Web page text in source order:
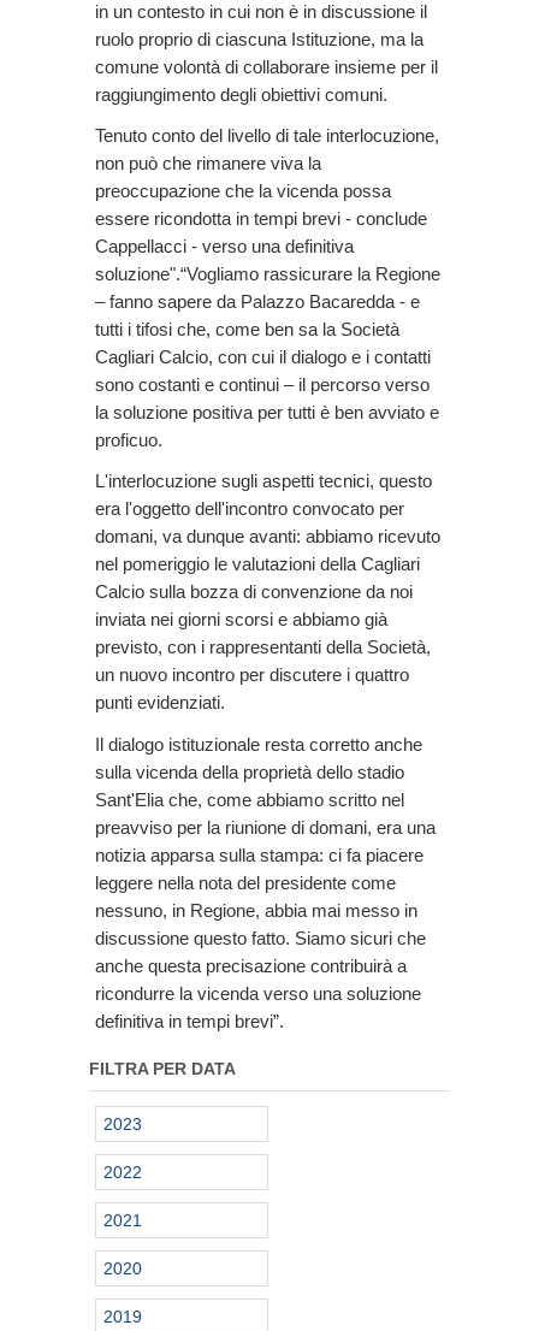
in un contesto in cui non è in discussione il
ruolo proprio di ciascuna Istituzione, ma la
comune volontà di collaborare insieme per il
raggiungimento degli obiettivi comuni.
Tenuto conto del livello di tale interlocuzione,
non può che rimanere viva la
preoccupazione che la vicenda possa
essere ricondotta in tempi brevi - conclude
Cappellacci - verso una definitiva
soluzione".“Vogliamo rassicurare la Regione
– fanno sapere da Palazzo Bacaredda - e
tutti i tifosi che, come ben sa la Società
Cagliari Calcio, con cui il dialogo e i contatti
sono costanti e continui – il percorso verso
la soluzione positiva per tutti è ben avviato e
proficuo.
L'interlocuzione sugli aspetti tecnici, questo
era l'oggetto dell'incontro convocato per
domani, va dunque avanti: abbiamo ricevuto
nel pomeriggio le valutazioni della Cagliari
Calcio sulla bozza di convenzione da noi
inviata nei giorni scorsi e abbiamo già
previsto, con i rappresentanti della Società,
un nuovo incontro per discutere i quattro
punti evidenziati.
Il dialogo istituzionale resta corretto anche
sulla vicenda della proprietà dello stadio
Sant'Elia che, come abbiamo scritto nel
preavviso per la riunione di domani, era una
notizia apparsa sulla stampa: ci fa piacere
leggere nella nota del presidente come
nessuno, in Regione, abbia mai messo in
discussione questo fatto. Siamo sicuri che
anche questa precisazione contribuirà a
ricondurre la vicenda verso una soluzione
definitiva in tempi brevi”.
FILTRA PER DATA
2023
2022
2021
2020
2019